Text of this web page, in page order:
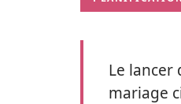
Le lancer
mariage